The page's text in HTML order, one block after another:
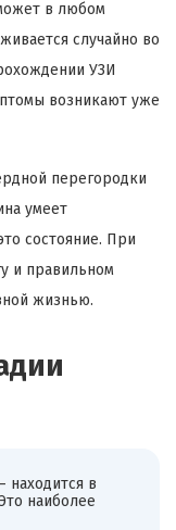
в любом
случайно во
УЗИ
возникают уже
перегородки
умеет
состояние. При
и правильном
жизнью.
в
наиболее